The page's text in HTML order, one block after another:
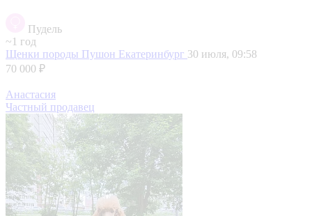
Пудель
~1 год
Щенки породы Пушон Екатеринбург 30 июля, 09:58
70 000 ₽
Анастасия
Частный продавец